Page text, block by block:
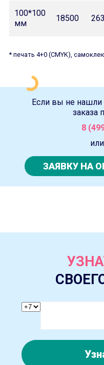
100*100
мм
18500
* печать 4+0 (CMYK),
Если вы не
заказа
8
ЗАЯВКУ НА